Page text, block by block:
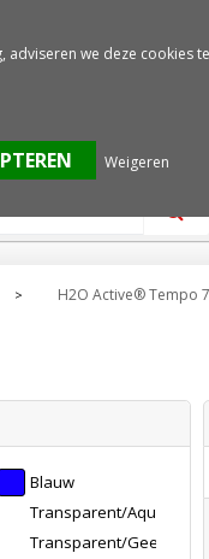
> H2O Active® Tempo
Blauw
Transparent/Aquablauw
Transparent/Geel
we deze cookies
Weigeren